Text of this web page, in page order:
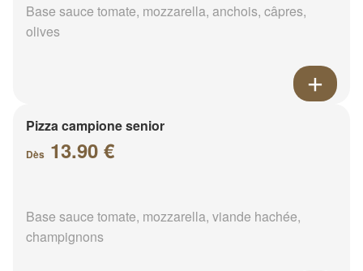
Base sauce tomate, mozzarella, anchois, câpres,
olives
Pizza campione senior
Dès 13.90 €
Base sauce tomate, mozzarella, viande hachée,
champignons